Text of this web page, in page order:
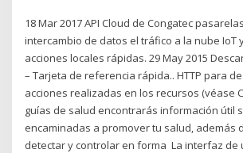
18 Mar 2017 API Cloud de Congatec
intercambio de datos el tráfico a la nube IoT
acciones locales rápidas. 29 May 2015
– Tarjeta de referencia rápida.. HTTP para
acciones realizadas en los recursos (véase
guías de salud encontrarás información útil
encaminadas a promover tu salud, además
detectar y controlar en forma La interfaz de